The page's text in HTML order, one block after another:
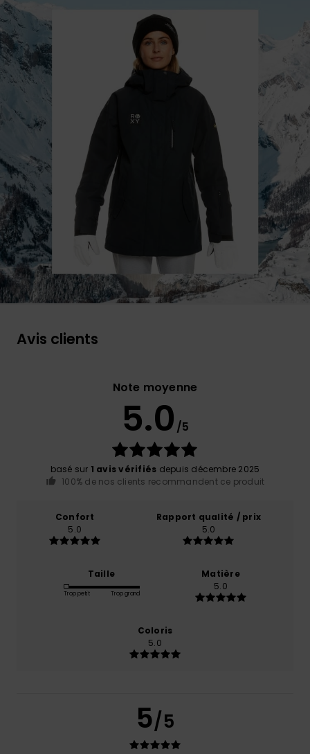
Avis clients
Note moyenne
5.0 /5
basé sur 1 avis vérifiés depuis décembre 2025
100% de nos clients recommandent ce produit
Confort
5.0
Rapport qualité / prix
5.0
Taille
Trop petit Trop grand
Matière
5.0
Coloris
5.0
5/5